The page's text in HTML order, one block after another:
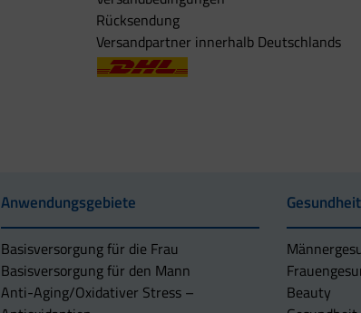
Rücksendung
Versandpartner innerhalb Deutschlands
Anwendungsgebiete
Basisversorgung für die Frau
Basisversorgung für den Mann
Anti-Aging/Oxidativer Stress –
Beauty